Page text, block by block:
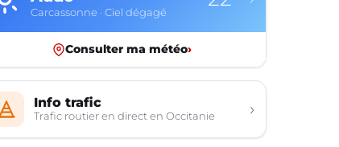
Carcassonne · Ciel dégagé
Consulter ma météo›
Info trafic
Trafic routier en direct en Occitanie ›